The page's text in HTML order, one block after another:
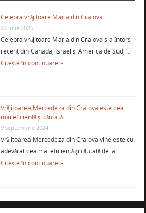
Celebra vrăjitoare Maria din Craiova
22 iulie 2026
Celebra vrăjitoare Maria din Craiova s-a întors
recent din Canada, Israel şi America de Sud, …
Citește în continuare »
Vrăjitoarea Mercedeza din Craiova este cea
mai eficientă şi căutată
9 septembrie 2024
Vrăjitoarea Mercedeza din Craiova vine este cu
adevărat cea mai eficientă şi căutată de la …
Citește în continuare »